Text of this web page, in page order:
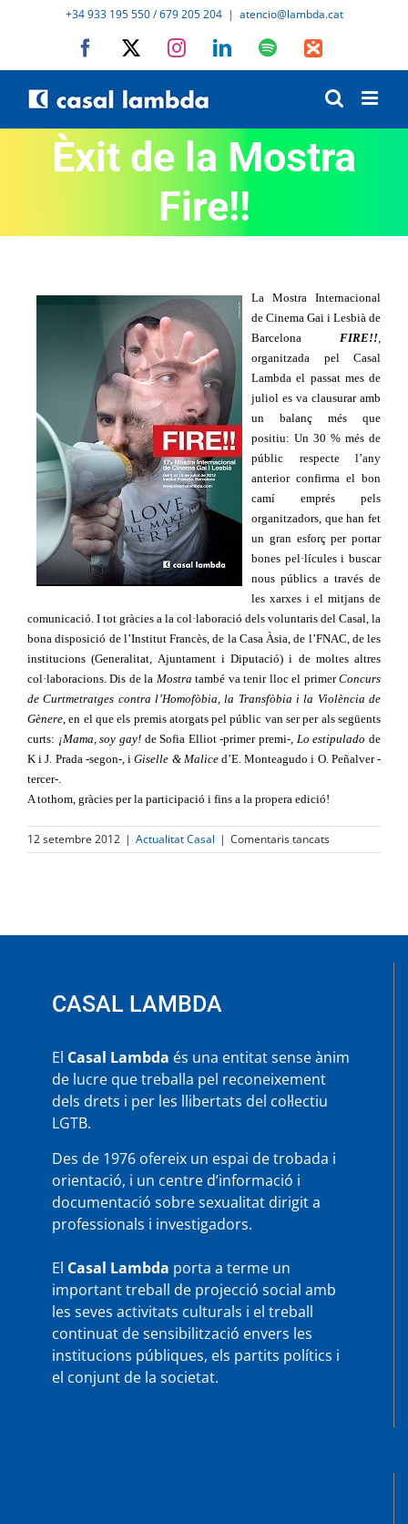
+34 933 195 550 / 679 205 204 | atencio@lambda.cat
Facebook InstagramLinkedInSpotifyIVoox
Èxit de la Mostra
Fire!!
La Mostra Internacional
de Cinema Gai i Lesbià de
Barcelona FIRE!!,
organitzada pel Casal
Lambda el passat mes de
juliol es va clausurar amb
un balanç més que
positiu: Un 30 % més de
públic respecte l’any
anterior confirma el bon
camí emprés pels
organitzadors, que han fet
un gran esforç per portar
bones pel·lícules i buscar
nous públics a través de
les xarxes i el mitjans de
comunicació. I tot gràcies a la col·laboració dels voluntaris del Casal, la
bona disposició de l’Institut Francès, de la Casa Àsia, de l’FNAC, de les
institucions (Generalitat, Ajuntament i Diputació) i de moltes altres
col·laboracions. Dis de la Mostra també va tenir lloc el primerConcurs
de Curtmetratges contra l’Homofòbia, la Transfòbia i la Violència de
Gènere, en el que els premis atorgats pel públic van ser per als següents
curts: ¡Mama, soy gay!de Sofia Elliot -primer premi-, Lo estipulado de
K i J. Prada -segon-, iGiselle & Maliced’E. Monteagudo i O. Peñalver -
tercer-.
A tothom, gràcies per la participació i fins a la propera edició!
12 setembre 2012 | Actualitat Casal | Comentaris tancatsa
Èxit
CASAL LAMBDA
El Casal Lambda és una entitat sense ànim
de lucre que treballa pel reconeixement
dels drets i per les llibertats del col·lectiu
LGTB.
Des de 1976 ofereix un espai de trobada i
orientació, i un centre d’informació i
documentació sobre sexualitat dirigit a
professionals i investigadors.
El Casal Lambda porta a terme un
important treball de projecció social amb
les seves activitats culturals i el treball
continuat de sensibilització envers les
institucions públiques, els partits polítics i
el conjunt de la societat.